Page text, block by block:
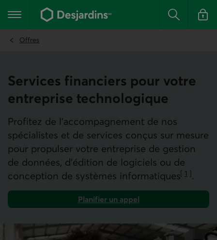
contenu
Menu principal Rechercher
Se
Offres
Services financiers pour votre
entreprise technologique
Profitez de l'accompagnement de nos
spécialistes et de services conçus sur mesure
pour propulser votre entreprise de gestion
de données, d’édition de logiciels ou de
conception de systèmes informatiques[ 1 ]
Aller à la
.
Planifier un appel